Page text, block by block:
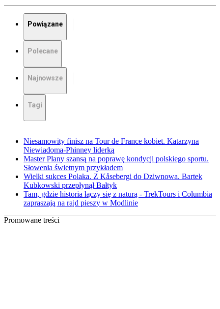
Powiązane
Polecane
Najnowsze
Tagi
Niesamowity finisz na Tour de France kobiet. Katarzyna
Niewiadoma-Phinney liderką
Master Plany szansą na poprawę kondycji polskiego sportu.
Słowenia świetnym przykładem
Wielki sukces Polaka. Z Kåsebergi do Dziwnowa. Bartek
Kubkowski przepłynął Bałtyk
Tam, gdzie historia łączy się z naturą - TrekTours i Columbia
zapraszają na rajd pieszy w Modlinie
Promowane treści